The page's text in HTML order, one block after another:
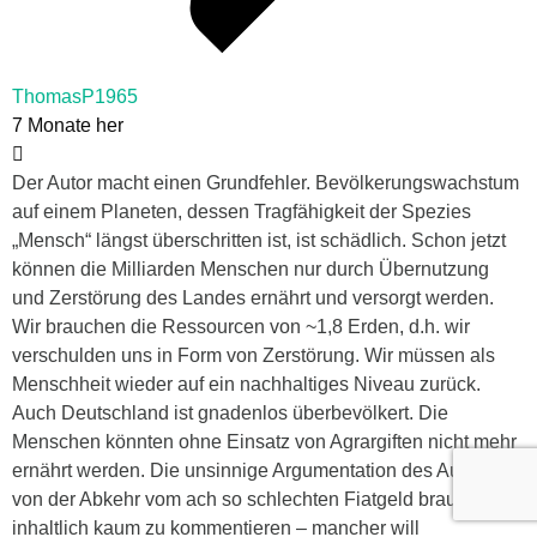
ThomasP1965
7 Monate her
Der Autor macht einen Grundfehler. Bevölkerungswachstum
auf einem Planeten, dessen Tragfähigkeit der Spezies
„Mensch“ längst überschritten ist, ist schädlich. Schon jetzt
können die Milliarden Menschen nur durch Übernutzung
und Zerstörung des Landes ernährt und versorgt werden.
Wir brauchen die Ressourcen von ~1,8 Erden, d.h. wir
verschulden uns in Form von Zerstörung. Wir müssen als
Menschheit wieder auf ein nachhaltiges Niveau zurück.
Auch Deutschland ist gnadenlos überbevölkert. Die
Menschen könnten ohne Einsatz von Agrargiften nicht mehr
ernährt werden. Die unsinnige Argumentation des Autors
von der Abkehr vom ach so schlechten Fiatgeld braucht man
inhaltlich kaum zu kommentieren – mancher will